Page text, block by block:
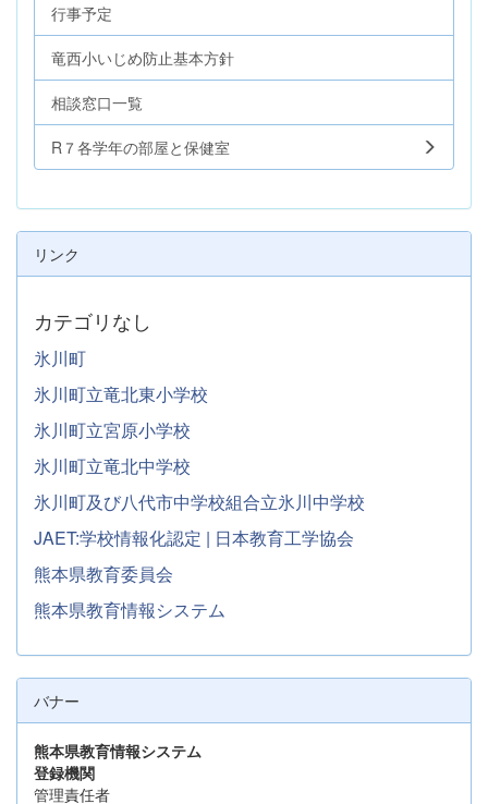
行事予定
竜西小いじめ防止基本方針
相談窓口一覧
R７各学年の部屋と保健室
リンク
カテゴリなし
氷川町
氷川町立竜北東小学校
氷川町立宮原小学校
氷川町立竜北中学校
氷川町及び八代市中学校組合立氷川中学校
JAET:学校情報化認定 | 日本教育工学協会
熊本県教育委員会
熊本県教育情報システム
バナー
熊本県教育情報システム
登録機関
管理責任者